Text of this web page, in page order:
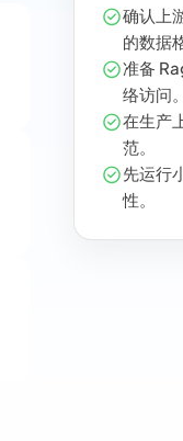
确认上
的数据
准备
络访问。
在生产
范。
先运行
性。